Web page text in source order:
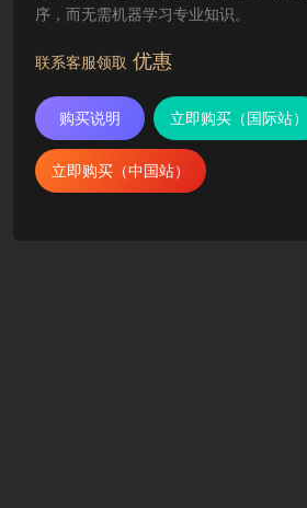
序，而无需机器学习专业知识。
联系客服领取 优惠
购买说明 立即购买（国际站）
立即购买（中国站）